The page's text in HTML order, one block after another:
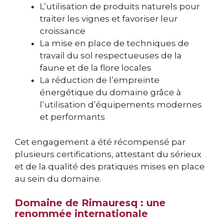
L’utilisation de produits naturels pour
traiter les vignes et favoriser leur
croissance
La mise en place de techniques de
travail du sol respectueuses de la
faune et de la flore locales
La réduction de l’empreinte
énergétique du domaine grâce à
l’utilisation d’équipements modernes
et performants
Cet engagement a été récompensé par
plusieurs certifications, attestant du sérieux
et de la qualité des pratiques mises en place
au sein du domaine.
Domaine de Rimauresq : une
renommée internationale